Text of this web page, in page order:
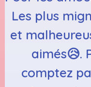
Les plus
et
aimés😥.
comptez